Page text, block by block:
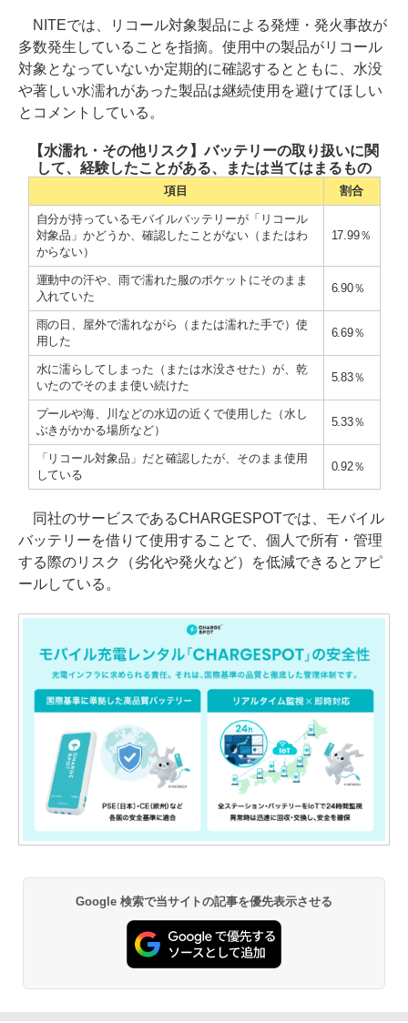
NITEでは、リコール対象製品による発煙・発火事故が
多数発生していることを指摘。使用中の製品がリコール
対象となっていないか定期的に確認するとともに、水没
や著しい水濡れがあった製品は継続使用を避けてほしい
とコメントしている。
【水濡れ・その他リスク】バッテリーの取り扱いに関
して、経験したことがある、または当てはまるもの
項目 割合
自分が持っているモバイルバッテリーが「リコール
対象品」かどうか、確認したことがない（またはわ
からない）
17.99％
運動中の汗や、雨で濡れた服のポケットにそのまま
入れていた
6.90％
雨の日、屋外で濡れながら（または濡れた手で）使
用した
6.69％
水に濡らしてしまった（または水没させた）が、乾
いたのでそのまま使い続けた
5.83％
プールや海、川などの水辺の近くで使用した（水し
ぶきがかかる場所など）
5.33％
「リコール対象品」だと確認したが、そのまま使用
している
0.92％
同社のサービスであるCHARGESPOTでは、モバイル
バッテリーを借りて使用することで、個人で所有・管理
する際のリスク（劣化や発火など）を低減できるとアピ
ールしている。
Google 検索で当サイトの記事を優先表示させる